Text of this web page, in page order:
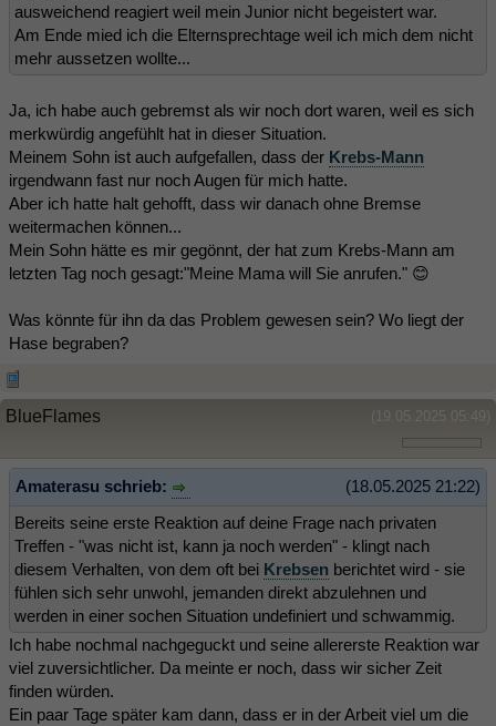
ausweichend reagiert weil mein Junior nicht begeistert war.
Am Ende mied ich die Elternsprechtage weil ich mich dem nicht
mehr aussetzen wollte...
Ja, ich habe auch gebremst als wir noch dort waren, weil es sich
merkwürdig angefühlt hat in dieser Situation.
Meinem Sohn ist auch aufgefallen, dass der Krebs-Mann
irgendwann fast nur noch Augen für mich hatte.
Aber ich hatte halt gehofft, dass wir danach ohne Bremse
weitermachen können...
Mein Sohn hätte es mir gegönnt, der hat zum Krebs-Mann am
letzten Tag noch gesagt:"Meine Mama will Sie anrufen." 😊
Was könnte für ihn da das Problem gewesen sein? Wo liegt der
Hase begraben?
(19.05.2025 05:49)
BlueFlames
(18.05.2025 21:22)
Amaterasu schrieb:
Bereits seine erste Reaktion auf deine Frage nach privaten
Treffen - "was nicht ist, kann ja noch werden" - klingt nach
diesem Verhalten, von dem oft bei Krebsen berichtet wird - sie
fühlen sich sehr unwohl, jemanden direkt abzulehnen und
werden in einer sochen Situation undefiniert und schwammig.
Ich habe nochmal nachgeguckt und seine allererste Reaktion war
viel zuversichtlicher. Da meinte er noch, dass wir sicher Zeit
finden würden.
Ein paar Tage später kam dann, dass er in der Arbeit viel um die